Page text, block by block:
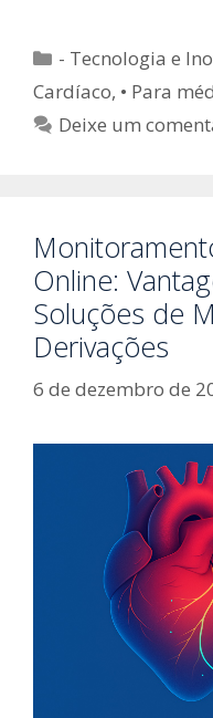
Categorias
- Tecnologia e
Cardíaco, • Para
Deixe um
Online:
Soluções de
Derivações
6 de dezembro de